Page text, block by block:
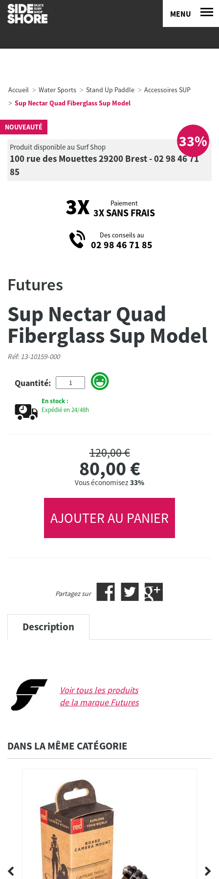
MENU
Accueil Water Sports Stand Up Paddle
Accessoires SUP
Sup Nectar Quad Fiberglass Sup Model
33%
NOUVEAUTÉ
Produit disponible au Surf Shop
100 rue des Mouettes 29200 Brest - 02 98 46 71
85
Paiement
3X SANS FRAIS
Des conseils au
02 98 46 71 85
Futures
Sup Nectar Quad
Fiberglass Sup Model
Réf: 13-10159-000
Quantité:
En stock :
Expédié en 24/48h
120,00 €
80,00€
Vous économisez 33%
AJOUTER AU PANIER
Partagez sur
Description
Voir tous les produits
de la marqueFutures
DANS LA MÊME CATÉGORIE